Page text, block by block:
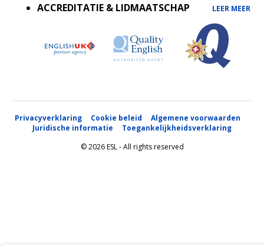
ACCREDITATIE & LIDMAATSCHAP
LEER MEER
Privacyverklaring Cookie beleid
Algemene voorwaarden
Juridische informatie
Toegankelijkheidsverklaring
© 2026 ESL - All rights reserved